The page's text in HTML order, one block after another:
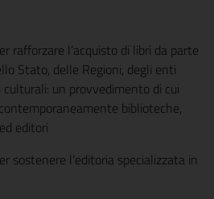
rafforzare l’acquisto di libri da parte
Stato, delle Regioni, degli enti
un provvedimento di cui
biblioteche,
editori
sostenere l’editoria specializzata in